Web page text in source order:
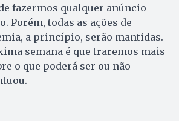
fazermos qualquer anúncio
Porém, todas as ações de
a princípio, serão mantidas.
semana é que traremos mais
o que poderá ser ou não